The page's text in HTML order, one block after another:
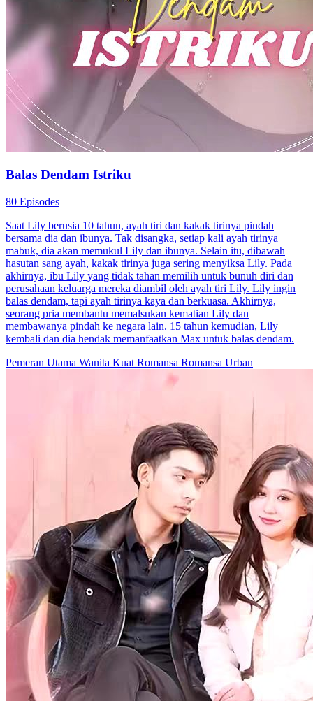
Balas Dendam Istriku
80 Episodes
Saat Lily berusia 10 tahun, ayah tiri dan kakak tirinya pindah
bersama dia dan ibunya. Tak disangka, setiap kali ayah tirinya
mabuk, dia akan memukul Lily dan ibunya. Selain itu, dibawah
hasutan sang ayah, kakak tirinya juga sering menyiksa Lily. Pada
akhirnya, ibu Lily yang tidak tahan memilih untuk bunuh diri dan
perusahaan keluarga mereka diambil oleh ayah tiri Lily. Lily ingin
balas dendam, tapi ayah tirinya kaya dan berkuasa. Akhirnya,
seorang pria membantu memalsukan kematian Lily dan
membawanya pindah ke negara lain. 15 tahun kemudian, Lily
kembali dan dia hendak memanfaatkan Max untuk balas dendam.
Pemeran Utama Wanita Kuat Romansa Romansa Urban